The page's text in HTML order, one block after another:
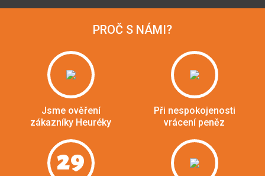
PROČ S NÁMI?
Jsme ověření
zákazníky Heuréky
Při nespokojenosti
vrácení peněz
29